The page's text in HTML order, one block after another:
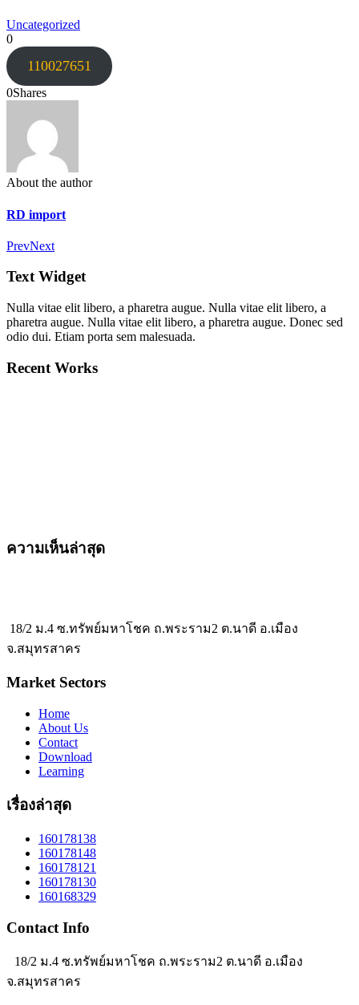
Uncategorized
0
110027651
0Shares
About the author
RD import
PrevNext
Text Widget
Nulla vitae elit libero, a pharetra augue. Nulla vitae elit libero, a
pharetra augue. Nulla vitae elit libero, a pharetra augue. Donec sed
odio dui. Etiam porta sem malesuada.
Recent Works
ความเห็นล่าสุด
18/2 ม.4 ซ.ทรัพย์มหาโชค ถ.พระราม2 ต.นาดี อ.เมือง
จ.สมุทรสาคร
Market Sectors
Home
About Us
Contact
Download
Learning
เรื่องล่าสุด
160178138
160178148
160178121
160178130
160168329
Contact Info
18/2 ม.4 ซ.ทรัพย์มหาโชค ถ.พระราม2 ต.นาดี อ.เมือง
จ.สมุทรสาคร